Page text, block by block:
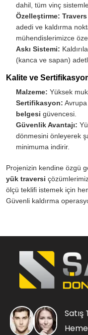
dahil, tüm vinç
Özelleştirme:
adedi ve kaldırma
mühendislerimizce
Askı Sistemi:
(kanca ve sapan)
Kalite ve
Malzeme: Yüksek
Sertifikasyon:
belgesi güvencesi.
Güvenlik Avantajı:
dönmesini önleyerek
minimuma indirir.
Projenizin kendine özgü
yük traversi
ölçü teklifi istemek için
Güvenli kaldırma
Satış